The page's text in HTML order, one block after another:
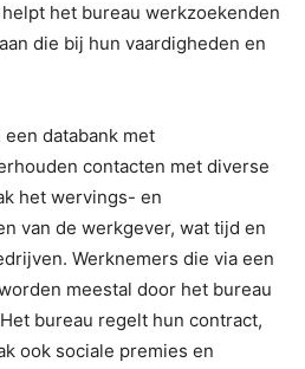
het bureau werkzoekenden
die bij hun vaardigheden en
databank met
contacten met diverse
het wervings- en
van de werkgever, wat tijd en
Werknemers die via een
meestal door het bureau
bureau regelt hun contract,
ook sociale premies en